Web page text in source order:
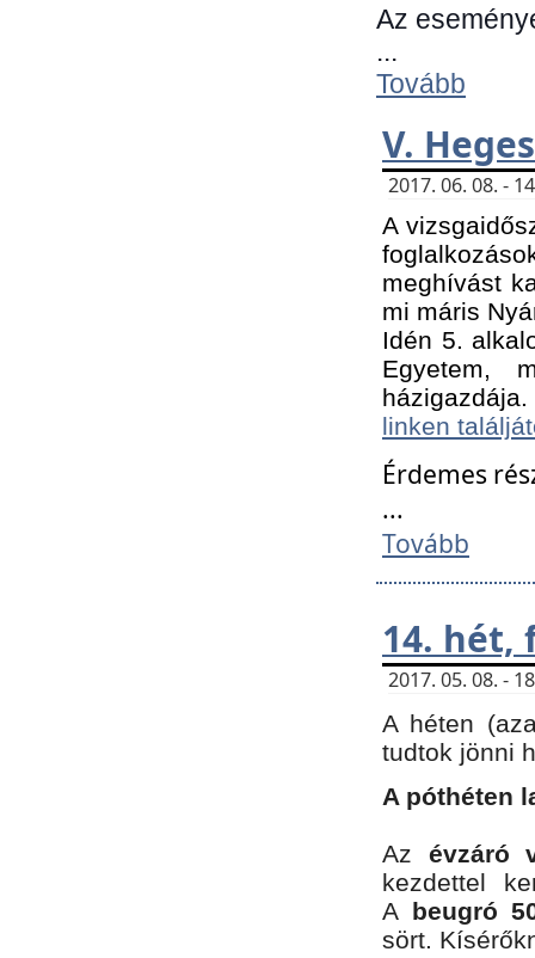
Az
...
Tovább
V.
2017. 06. 08. -
A
meghívást
mi máris
Idén 5.
Egyetem,
linken
Érdemes
...
Tovább
14. hét,
2017. 05. 08. -
A héten
tudtok jönni
A póthéten
Az évzáró
kezdettel
A beugró
sört.